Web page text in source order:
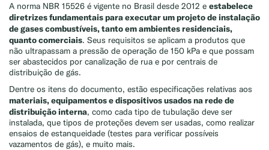
A norma NBR 15526 é vigente no Brasil desde 2012 e estabelece
diretrizes fundamentais para executar um projeto de instalação
de gases combustíveis, tanto em ambientes residenciais,
quanto comerciais. Seus requisitos se aplicam a produtos que
não ultrapassam a pressão de operação de 150 kPa e que possam
ser abastecidos por canalização de rua e por centrais de
distribuição de gás.
Dentre os itens do documento, estão especificações relativas aos
materiais, equipamentos e dispositivos usados na rede de
distribuição interna, como cada tipo de tubulação deve ser
instalada, que tipos de proteções devem ser usadas, como realizar
ensaios de estanqueidade (testes para verificar possíveis
vazamentos de gás), e muito mais.